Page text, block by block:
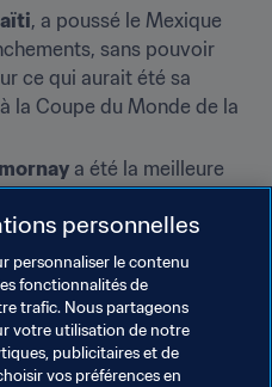
, a poussé le Mexique
sans pouvoir
ce qui aurait été sa
la Coupe du Monde de la
a été la meilleure
14 buts
a été de 5,08 buts par
le prix du Fair Play
personnelles
personnaliser le contenu
fonctionnalités de
trafic. Nous partageons
votre utilisation de notre
publicitaires et de
vos préférences en